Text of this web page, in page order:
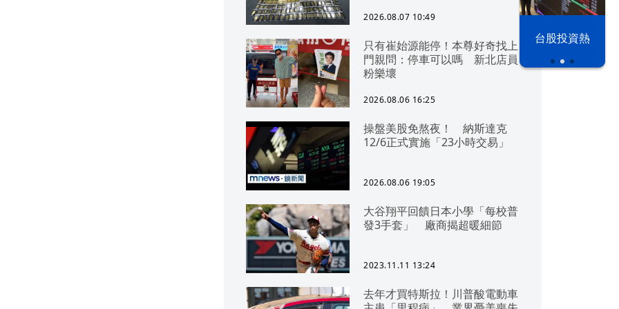
漢光42演習 台股投資熱
2026.08.07 10:49
只有崔始源能停！本尊好奇找上
門親問：停車可以嗎 新北店員
粉樂壞
2026.08.06 16:25
操盤美股免熬夜！ 納斯達克
12/6正式實施「23小時交易」
2026.08.06 19:05
大谷翔平回饋日本小學「每校普
發3手套」 廠商揭超暖細節
2023.11.11 13:24
去年才買特斯拉！川普酸電動車